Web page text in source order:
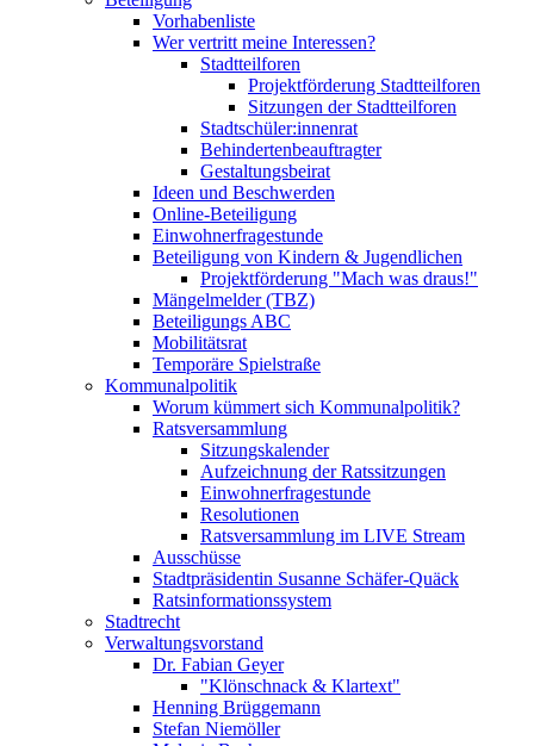
Vorhabenliste
Wer vertritt meine Interessen?
Stadtteilforen
Projektförderung Stadtteilforen
Sitzungen der Stadtteilforen
Stadtschüler:innenrat
Behindertenbeauftragter
Gestaltungsbeirat
Ideen und Beschwerden
Online-Beteiligung
Einwohnerfragestunde
Beteiligung von Kindern & Jugendlichen
Projektförderung "Mach was draus!"
Mängelmelder (TBZ)
Beteiligungs ABC
Mobilitätsrat
Temporäre Spielstraße
Kommunalpolitik
Worum kümmert sich Kommunalpolitik?
Ratsversammlung
Sitzungskalender
Aufzeichnung der Ratssitzungen
Einwohnerfragestunde
Resolutionen
Ratsversammlung im LIVE Stream
Ausschüsse
Stadtpräsidentin Susanne Schäfer-Quäck
Ratsinformationssystem
Stadtrecht
Verwaltungsvorstand
Dr. Fabian Geyer
"Klönschnack & Klartext"
Henning Brüggemann
Stefan Niemöller